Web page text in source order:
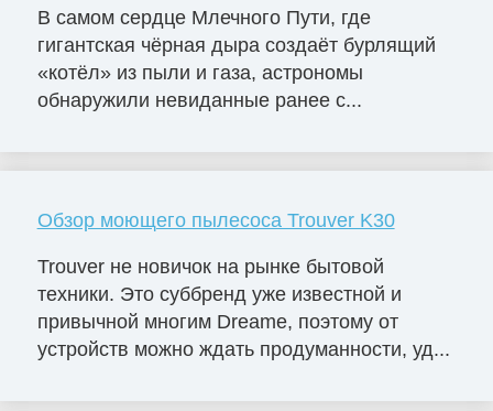
В самом сердце Млечного Пути, где
гигантская чёрная дыра создаёт бурлящий
«котёл» из пыли и газа, астрономы
обнаружили невиданные ранее с...
Обзор моющего пылесоса Trouver K30
Trouver не новичок на рынке бытовой
техники. Это суббренд уже известной и
привычной многим Dreame, поэтому от
устройств можно ждать продуманности, уд...